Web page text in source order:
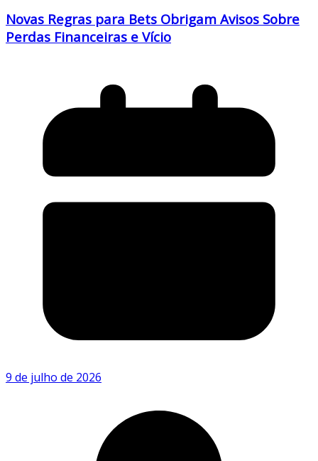
Novas Regras para Bets Obrigam Avisos Sobre
Perdas Financeiras e Vício
9 de julho de 2026